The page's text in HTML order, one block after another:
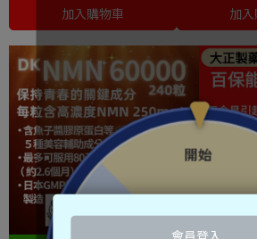
加入購物車 加